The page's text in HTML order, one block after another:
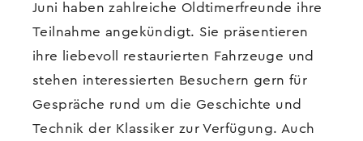
Juni haben zahlreiche Oldtimerfreunde ihre
Teilnahme angekündigt. Sie präsentieren
ihre liebevoll restaurierten Fahrzeuge und
stehen interessierten Besuchern gern für
Gespräche rund um die Geschichte und
Technik der Klassiker zur Verfügung. Auch